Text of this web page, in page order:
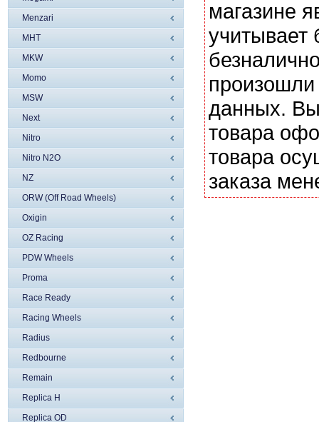
Menzari
MHT
MKW
Momo
MSW
Next
Nitro
Nitro N2O
NZ
ORW (Off Road Wheels)
Oxigin
OZ Racing
PDW Wheels
Proma
Race Ready
Racing Wheels
Radius
Redbourne
Remain
Replica H
Replica OD
магазине
учитывает
данных. Вы
товара
товара
заказа